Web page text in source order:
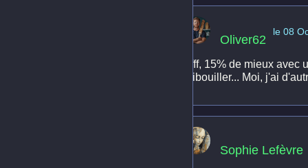
Oliver62
le 08
Pfff, 15% de mieux
gribouiller... Moi, j'ai
Sophie Lefèvre